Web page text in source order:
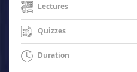
Lectures
Quizzes
Duration